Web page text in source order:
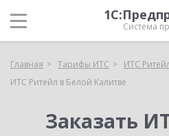
Система
Главная Тарифы ИТС
ИТС
ИТС Ритейл в Белой Калитве
Заказать